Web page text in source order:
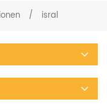
/ isral